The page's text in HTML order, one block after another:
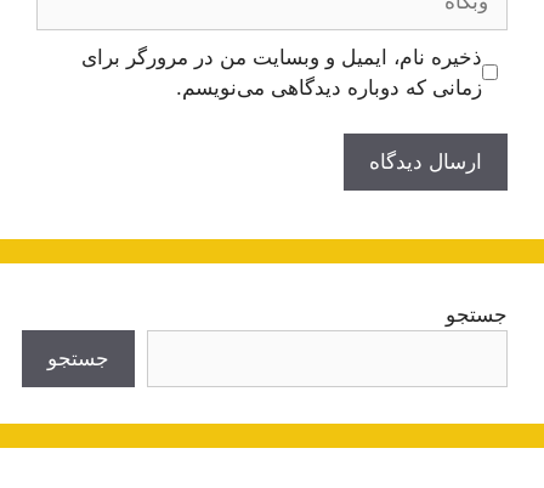
ذخیره نام، ایمیل و وبسایت من در مرورگر برای
زمانی که دوباره دیدگاهی می‌نویسم.
جستجو
جستجو